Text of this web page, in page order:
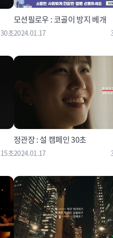
30초
모션필로우 : 코골이 방지 베개
2024.01.17
15초
정관장 : 설 캠페인 30초
2024.01.17